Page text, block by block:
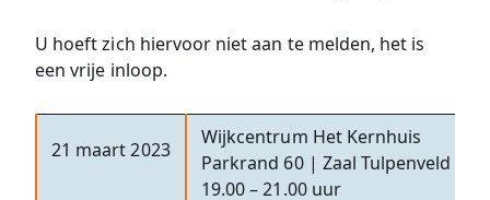
U hoeft zich hiervoor niet aan te melden, het is
een vrije inloop.
21 maart 2023
Wijkcentrum Het Kernhuis
Parkrand 60 | Zaal Tulpenveld
19.00 – 21.00 uur